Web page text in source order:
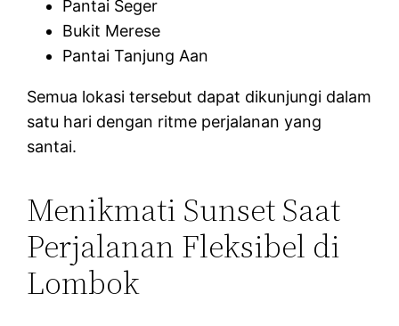
Pantai Seger
Bukit Merese
Pantai Tanjung Aan
Semua lokasi tersebut dapat dikunjungi dalam
satu hari dengan ritme perjalanan yang
santai.
Menikmati Sunset Saat
Perjalanan Fleksibel di
Lombok